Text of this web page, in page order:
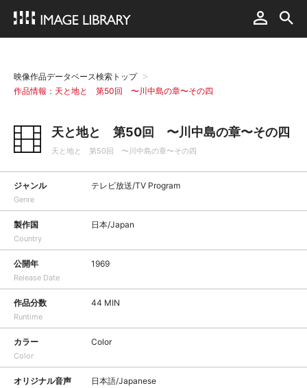
映像作品データベース検索トップ
作品情報：天と地と 第50回 〜川中島の章〜その四
天と地と 第50回 〜川中島の章〜その四
天と地と 第50回 〜川中島の章〜その四
ジャンル
Genre
テレビ放送/TV Program
製作国
Country
日本/Japan
公開年
Release Date
1969
作品分数
Runtime
44 MIN
カラー
Color
Color
オリジナル音声 日本語/Japanese